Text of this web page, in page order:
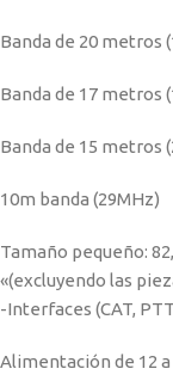
Banda de 20 metros
Banda de 17 metros
Banda de 15 metros
10m banda (29MHz)
Tamaño pequeño:
«(excluyendo las
-Interfaces (CAT,
Alimentación de 12 a